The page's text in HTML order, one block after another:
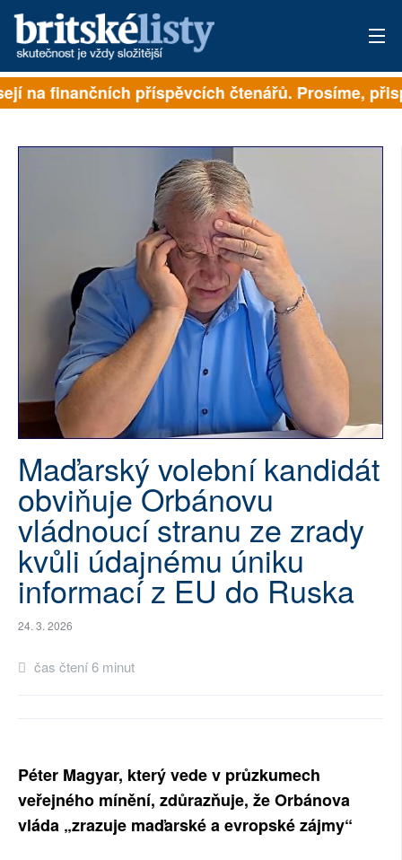
PŘIHLÁSIT
NEJČTENĚJŠÍ ZA 7 DNÍ
PŘÍSPĚVKY NA PROVOZ
SOCIÁLNÍ SÍTĚ
RUBRIKY
PLNÁ VERZE STRÁNEK
na finančních příspěvcích čtenářů. Prosíme,
Maďarský volební kandidát
obviňuje Orbánovu
vládnoucí stranu ze zrady
kvůli údajnému úniku
informací z EU do Ruska
24. 3. 2026
čas čtení 6 minut
Péter Magyar, který vede v průzkumech
veřejného mínění, zdůrazňuje, že Orbánova
vláda „zrazuje maďarské a evropské zájmy“